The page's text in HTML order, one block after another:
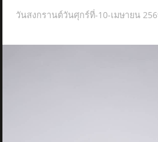
วันสงกรานต์วันศุกร์ที่-10-เมษายน